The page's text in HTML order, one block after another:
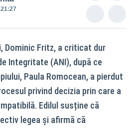
Dominic Fritz, a criticat dur
Integritate (ANI), după ce
Paula Romocean, a pierdut
privind decizia prin care a
Edilul susține că
legea și afirmă că